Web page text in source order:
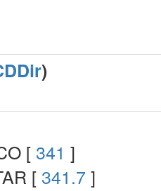
)
[ 341 ]
[ 341.7 ]